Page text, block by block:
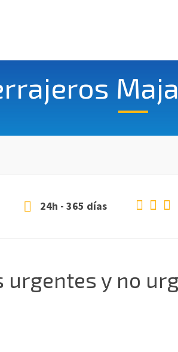
24h - 365 días
urgentes y no